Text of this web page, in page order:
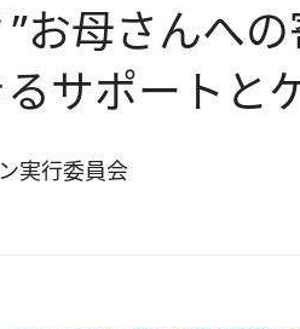
お母さんへ
サポートと
実行委員会